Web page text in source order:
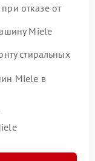
отказе от
Miele
стиральных
Miele в